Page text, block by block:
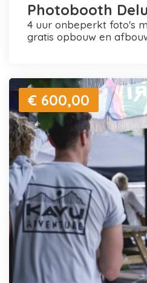
Photobooth
4 uur onbeperkt foto's maken en printen +
gratis opbouw en
€ 600,00